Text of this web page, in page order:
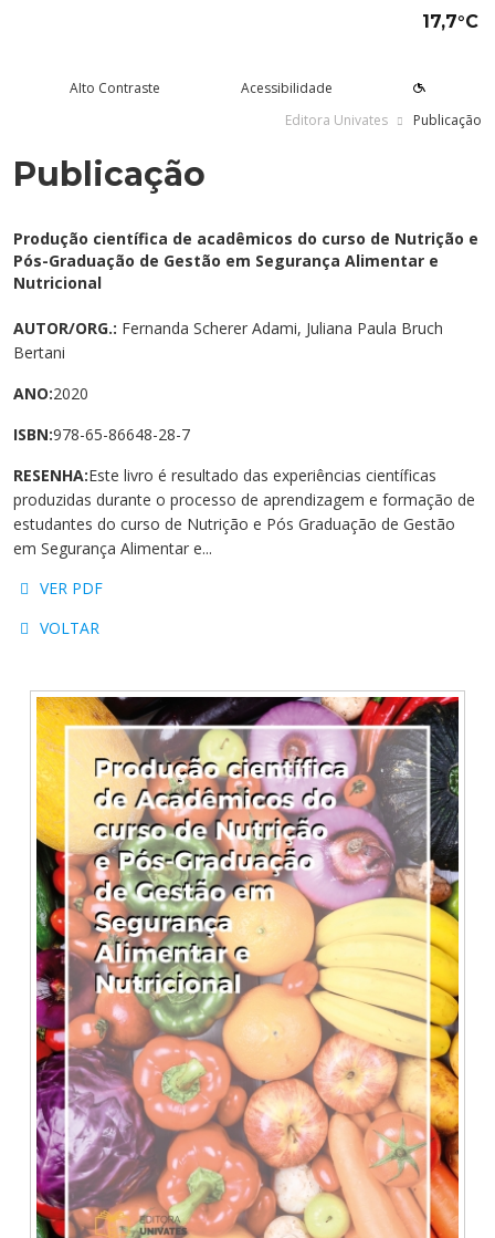
17,7°C
aqui
de ingresso
e bolsas
Presencial
a Distância - EAD
de Idiomas
Médicas
Mantenedora
Virtual
Conosco
e Inovação
da Inovação
- Inovates
e Projetos de
Pedagógica Externa
e Lazer
Univates
Univates
& Você - Comunidade
Gustavo Adolfo
Alto Contraste Acessibilidade
Editora Univates Publicação
Publicação
Produção científica de acadêmicos do curso de Nutrição e
Pós-Graduação de Gestão em Segurança Alimentar e
Nutricional
AUTOR/ORG.: Fernanda Scherer Adami, Juliana Paula Bruch
Bertani
ANO:2020
ISBN:978-65-86648-28-7
RESENHA:Este livro é resultado das experiências científicas
produzidas durante o processo de aprendizagem e formação de
estudantes do curso de Nutrição e Pós Graduação de Gestão
em Segurança Alimentar e...
VER PDF
VOLTAR